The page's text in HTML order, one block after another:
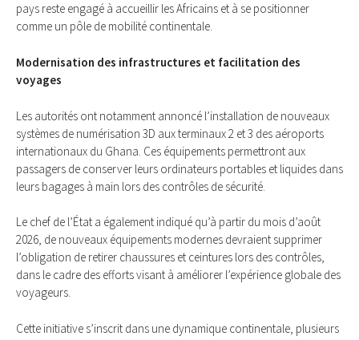
pays reste engagé à accueillir les Africains et à se positionner
comme un pôle de mobilité continentale.
Modernisation des infrastructures et facilitation des
voyages
Les autorités ont notamment annoncé l’installation de nouveaux
systèmes de numérisation 3D aux terminaux 2 et 3 des aéroports
internationaux du Ghana. Ces équipements permettront aux
passagers de conserver leurs ordinateurs portables et liquides dans
leurs bagages à main lors des contrôles de sécurité.
Le chef de l’État a également indiqué qu’à partir du mois d’août
2026, de nouveaux équipements modernes devraient supprimer
l’obligation de retirer chaussures et ceintures lors des contrôles,
dans le cadre des efforts visant à améliorer l’expérience globale des
voyageurs.
Cette initiative s’inscrit dans une dynamique continentale, plusieurs